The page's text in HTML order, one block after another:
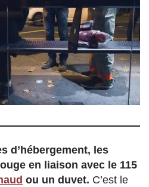
d’hébergement, les
en liaison avec le 115
ou un duvet. C’est le